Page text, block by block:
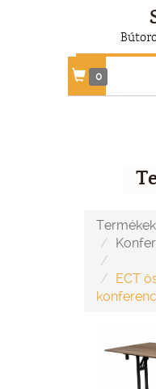
0
Termékek
ECT